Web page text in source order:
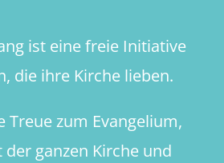
ist eine freie Initiative
die ihre Kirche lieben.
Treue zum Evangelium,
ganzen Kirche und